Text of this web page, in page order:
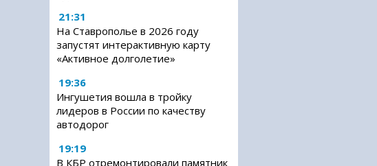
21:31
На Ставрополье в 2026 году
запустят интерактивную карту
«Активное долголетие»
19:36
Ингушетия вошла в тройку
лидеров в России по качеству
автодорог
19:19
В КБР отремонтировали памятник